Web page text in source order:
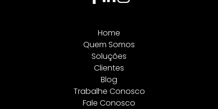
Home
Quem Somos
Soluções
Clientes
Blog
Trabalhe Conosco
Fale Conosco